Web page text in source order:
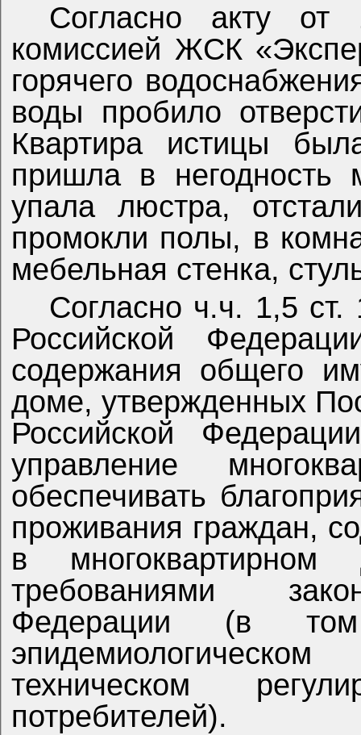
Согласно акту от
комиссией ЖСК
горячего
воды пробило
Квартира истицы
пришла в негодность
упала люстра,
промокли полы, в
мебельная стенка,
Согласно ч.ч. 1,5
Российской
содержания общего
доме, утвержденных
Российской
управление
обеспечивать
проживания граждан,
в
требованиями
Федерации (в
техническом
потребителей).